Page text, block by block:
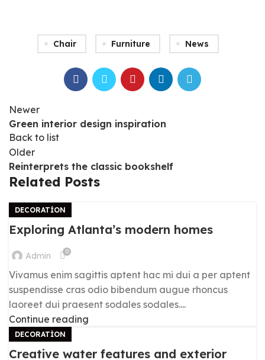
Chair Furniture News
Newer
Green interior design inspiration
Back to list
Older
Reinterprets the classic bookshelf
Related Posts
DECORATION
Exploring Atlanta’s modern homes
Admin 0
Vivamus enim sagittis aptent hac mi dui a per aptent
suspendisse cras odio bibendum augue rhoncus
laoreet dui praesent sodales sodales....
Continue reading
DECORATION
Creative water features and exterior